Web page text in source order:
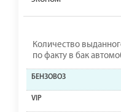
Количество
по факту в бак